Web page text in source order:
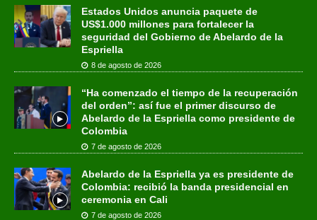
Estados Unidos anuncia paquete de
US$1.000 millones para fortalecer la
seguridad del Gobierno de Abelardo de la
Espriella
8 de agosto de 2026
“Ha comenzado el tiempo de la recuperación
del orden”: así fue el primer discurso de
Abelardo de la Espriella como presidente de
Colombia
7 de agosto de 2026
Abelardo de la Espriella ya es presidente de
Colombia: recibió la banda presidencial en
ceremonia en Cali
7 de agosto de 2026